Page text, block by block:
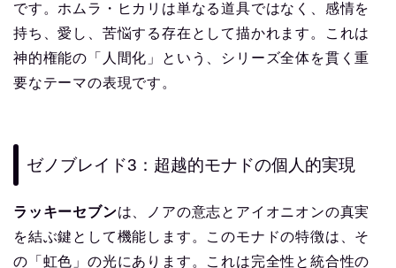
です。ホムラ・ヒカリは単なる道具ではなく、感情を
持ち、愛し、苦悩する存在として描かれます。これは
神的権能の「人間化」という、シリーズ全体を貫く重
要なテーマの表現です。
ゼノブレイド3：超越的モナドの個人的実現
ラッキーセブンは、ノアの意志とアイオニオンの真実
を結ぶ鍵として機能します。このモナドの特徴は、そ
の「虹色」の光にあります。これは完全性と統合性の